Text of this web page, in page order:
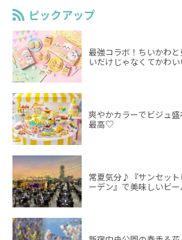
ピックアップ
最強コラボ！ちいかわ
いだけじゃなくてかわい
爽やかカラーでビジュ
最高♡
常夏気分♪『サンセッ
ーデン』で美味しいビー